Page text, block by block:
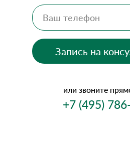
Запись на
или звоните
+7 (495)